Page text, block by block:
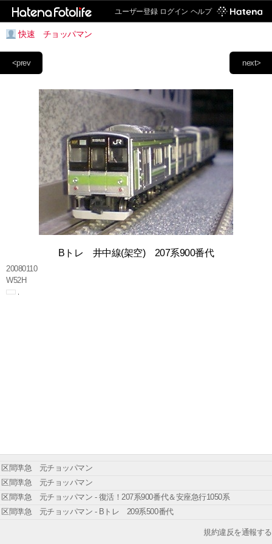
ユーザー登録 ログイン ヘルプ
快速 チョッパマン
next>
<prev
Bトレ 井中線(架空) 207系900番代
20080110
W52H
区間準急 元チョッパマン
区間準急 元チョッパマン
区間準急 元チョッパマン - 復活！207系900番代＆安座急行1050系
区間準急 元チョッパマン - Bトレ 209系500番代
規約違反を通報する